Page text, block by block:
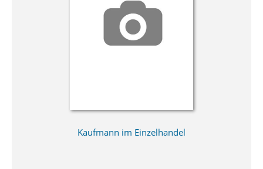
Kaufmann im Einzelhandel